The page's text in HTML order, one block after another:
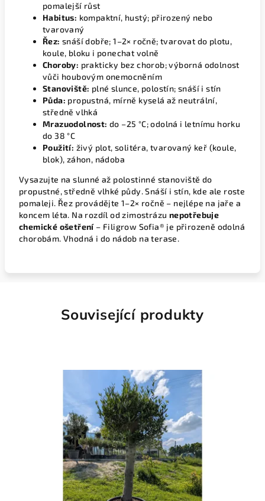
pomalejší růst
Habitus: kompaktní, hustý; přirozený nebo
tvarovaný
Řez: snáší dobře; 1–2× ročně; tvarovat do plotu,
koule, bloku i ponechat volně
Choroby: prakticky bez chorob; výborná odolnost
vůči houbovým onemocněním
Stanoviště: plné slunce, polostín; snáší i stín
Půda: propustná, mírně kyselá až neutrální,
středně vlhká
Mrazuodolnost: do –25 °C; odolná i letnímu horku
do 38 °C
Použití: živý plot, solitéra, tvarovaný keř (koule,
blok), záhon, nádoba
Vysazujte na slunné až polostinné stanoviště do
propustné, středně vlhké půdy. Snáší i stín, kde ale roste
pomaleji. Řez provádějte 1–2× ročně – nejlépe na jaře a
koncem léta. Na rozdíl od zimostrázu nepotřebuje
chemické ošetření– Filigrow Sofia® je přirozeně odolná
chorobám. Vhodná i do nádob na terase.
Související produkty